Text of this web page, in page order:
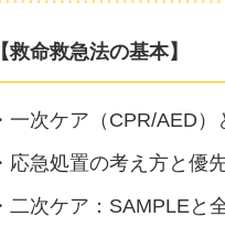
【救命救急法の基本】
一次ケア（CPR/AED）
応急処置の考え方と優
二次ケア：SAMPLEと